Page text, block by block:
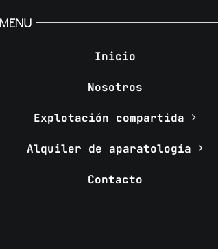
MENU
Inicio
Nosotros
Explotación compartida
Alquiler de aparatología
Contacto